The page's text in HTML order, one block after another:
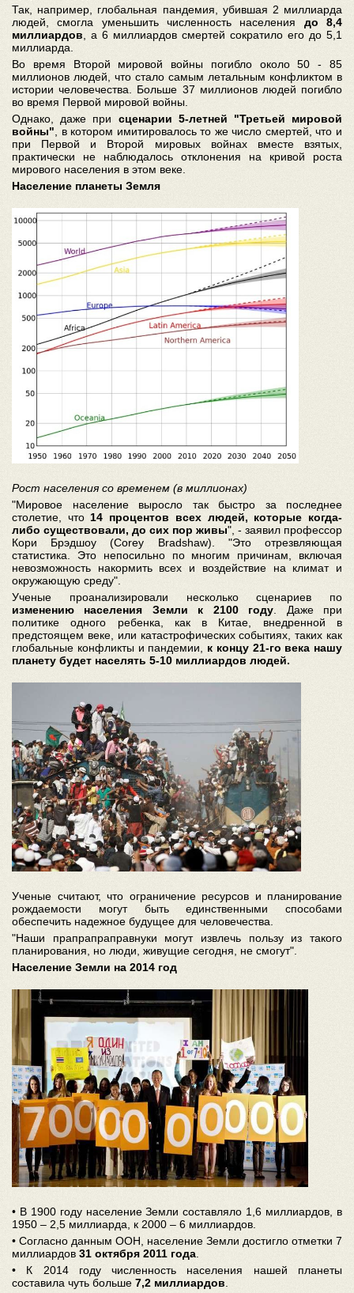
Так, например, глобальная пандемия, убившая 2 миллиарда
людей, смогла уменьшить численность населения до 8,4
миллиардов, а 6 миллиардов смертей сократило его до 5,1
миллиарда.
Во время Второй мировой войны погибло около 50 - 85
миллионов людей, что стало самым летальным конфликтом в
истории человечества. Больше 37 миллионов людей погибло
во время Первой мировой войны.
Однако, даже при сценарии 5-летней "Третьей мировой
войны", в котором имитировалось то же число смертей, что и
при Первой и Второй мировых войнах вместе взятых,
практически не наблюдалось отклонения на кривой роста
мирового населения в этом веке.
Население планеты Земля
Рост населения со временем (в миллионах)
"Мировое население выросло так быстро за последнее
столетие, что 14 процентов всех людей, которые когда-
либо существовали, до сих пор живы", - заявил профессор
Кори Брэдшоу (Corey Bradshaw). "Это отрезвляющая
статистика. Это непосильно по многим причинам, включая
невозможность накормить всех и воздействие на климат и
окружающую среду".
Ученые проанализировали несколько сценариев по
изменению населения Земли к 2100 году . Даже при
политике одного ребенка, как в Китае, внедренной в
предстоящем веке, или катастрофических событиях, таких как
глобальные конфликты и пандемии, к концу 21-го века нашу
планету будет населять 5-10 миллиардов людей.
Ученые считают, что ограничение ресурсов и планирование
рождаемости могут быть единственными способами
обеспечить надежное будущее для человечества.
"Наши прапрапраправнуки могут извлечь пользу из такого
планирования, но люди, живущие сегодня, не смогут".
Население Земли на 2014 год
• В 1900 году население Земли составляло 1,6 миллиардов, в
1950 – 2,5 миллиарда, к 2000 – 6 миллиардов.
• Согласно данным ООН, население Земли достигло отметки 7
миллиардов 31 октября 2011 года.
• К 2014 году численность населения нашей планеты
составила чуть больше 7,2 миллиардов.